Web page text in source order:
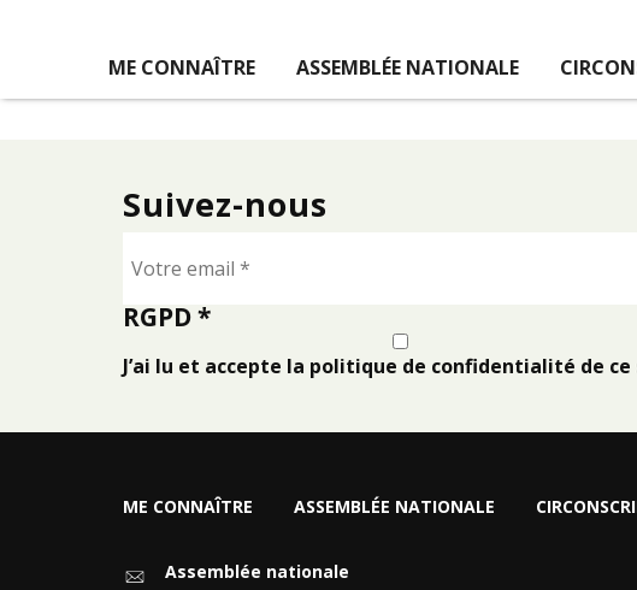
ME CONNAÎTRE
ASSEMBLÉE NATIONALE
Suivez-nous
RGPD*
J’ai lu et accepte la politique de confidentialité de
ME CONNAÎTRE ASSEMBLÉE NATIONALE
Assemblée nationale